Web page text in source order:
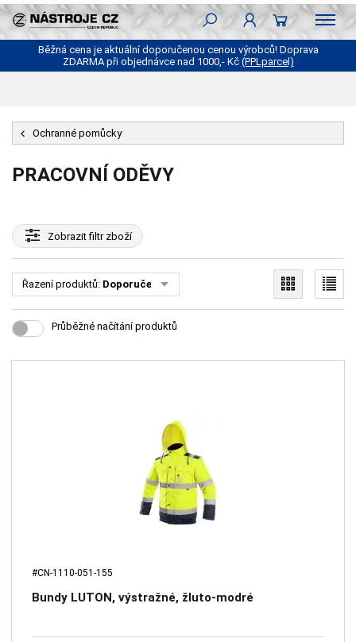
Běžná cena je aktuální doporučenou cenou výrobců! Doprava
ZDARMA při objednávce nad 1000,- Kč (PPLparcel)
Ochranné pomůcky
PRACOVNÍ ODĚVY
Zobrazitfiltr zboží
Řazení produktů: Doporučené
Průběžné načítání produktů
#CN-1110-051-155
Bundy LUTON, výstražné, žluto-modré